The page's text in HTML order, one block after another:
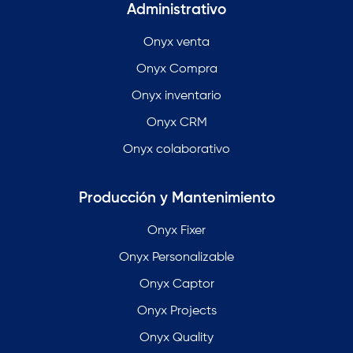
Administrativo
Onyx venta
Onyx Compra
Onyx inventario
Onyx CRM
Onyx colaborativo
Producción y Mantenimiento
Onyx Fixer
Onyx Personalizable
Onyx Captor
Onyx Projects
Onyx Quality